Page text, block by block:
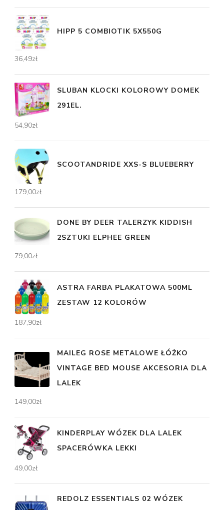
HIPP 5 COMBIOTIK 5X550G
36,49zł
SLUBAN KLOCKI KOLOROWY DOMEK
291EL.
54,90zł
SCOOTANDRIDE XXS-S BLUEBERRY
179,00zł
DONE BY DEER TALERZYK KIDDISH
2SZTUKI ELPHEE GREEN
79,00zł
ASTRA FARBA PLAKATOWA 500ML
ZESTAW 12 KOLORÓW
187,90zł
MAILEG ROSE METALOWE ŁÓŻKO
VINTAGE BED MOUSE AKCESORIA DLA
LALEK
149,00zł
KINDERPLAY WÓZEK DLA LALEK
SPACERÓWKA LEKKI
49,00zł
REDOLZ ESSENTIALS 02 WÓZEK